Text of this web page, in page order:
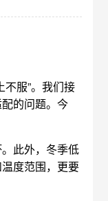
服”。我们接
的问题。今
此外，冬季低
度范围，更要